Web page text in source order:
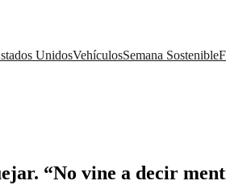
UnidosVehículosSemana Sostenible
“No vine a decir